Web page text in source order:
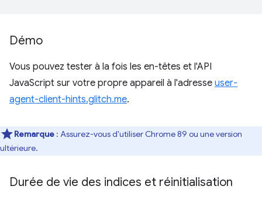
Démo
Vous pouvez tester à la fois les en-têtes et l'API
JavaScript sur votre propre appareil à l'adresse user-
agent-client-hints.glitch.me.
Remarque : Assurez-vous d'utiliser Chrome 89 ou une version
ultérieure.
Durée de vie des indices et réinitialisation